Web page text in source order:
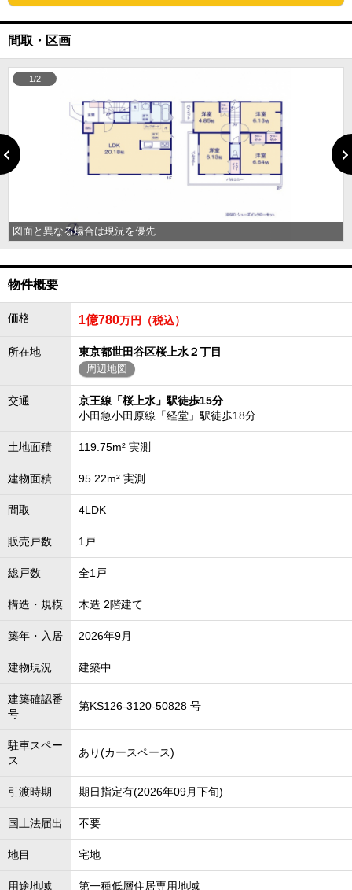
間取・区画
図面と異なる場合は現況を優先
1/2
物件概要
価格 1億780万円（税込）
所在地 東京都世田谷区桜上水２丁目
周辺地図
交通
京王線「桜上水」駅徒歩15分
小田急小田原線「経堂」駅徒歩18分
土地面積 119.75m² 実測
建物面積 95.22m² 実測
間取 4LDK
販売戸数 1戸
総戸数 全1戸
構造・規模 木造 2階建て
築年・入居 2026年9月
建物現況 建築中
建築確認番
号
第KS126-3120-50828 号
駐車スペー
ス
あり(カースペース)
引渡時期 期日指定有(2026年09月下旬)
国土法届出 不要
地目 宅地
用途地域 第一種低層住居専用地域